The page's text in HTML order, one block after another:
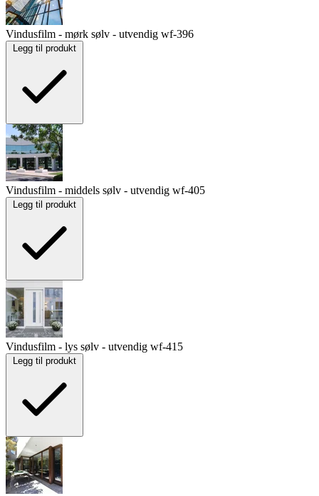
Vindusfilm - mørk sølv - utvendig wf-396
Legg til produkt
Vindusfilm - middels sølv - utvendig wf-405
Legg til produkt
Vindusfilm - lys sølv - utvendig wf-415
Legg til produkt